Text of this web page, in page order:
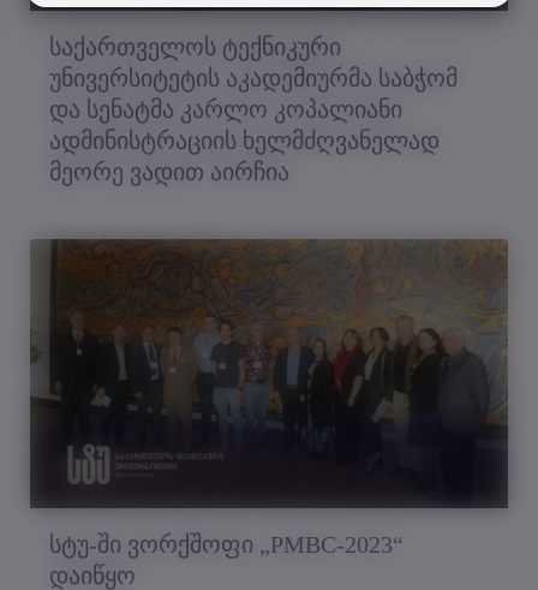
საქართველოს ტექნიკური
უნივერსიტეტის აკადემიურმა საბჭომ
და სენატმა კარლო კოპალიანი
ადმინისტრაციის ხელმძღვანელად
მეორე ვადით აირჩია
სტუ-ში ვორქშოფი „PMBC-2023“
დაიწყო